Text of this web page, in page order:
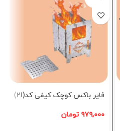
فایر باکس کوچک کیفی کد(21)
۹۷۹,۰۰۰ تومان